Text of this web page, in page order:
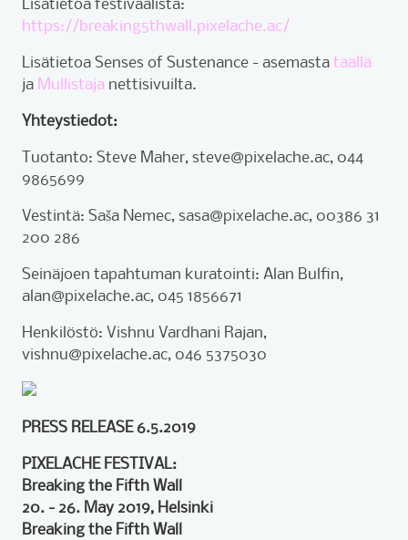
https://breaking5thwall.pixelache.ac/
Lisätietoa Senses of Sustenance - asemastatäällä
ja Mullistaja nettisivuilta.
Yhteystiedot:
Tuotanto: Steve Maher, steve@pixelache.ac, 044
9865699
Vestintä: Saša Nemec, sasa@pixelache.ac, 00386 31
200 286
Seinäjoen tapahtuman kuratointi: Alan Bulfin,
alan@pixelache.ac, 045 1856671
Henkilöstö: Vishnu Vardhani Rajan,
vishnu@pixelache.ac, 046 5375030
PRESS RELEASE 6.5.2019
PIXELACHE FESTIVAL:
Breaking the Fifth Wall
20. - 26. May 2019, Helsinki
Breaking the Fifth Wall